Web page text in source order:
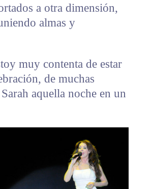
a otra dimensión,
almas y
muy contenta de estar
de muchas
aquella noche en un